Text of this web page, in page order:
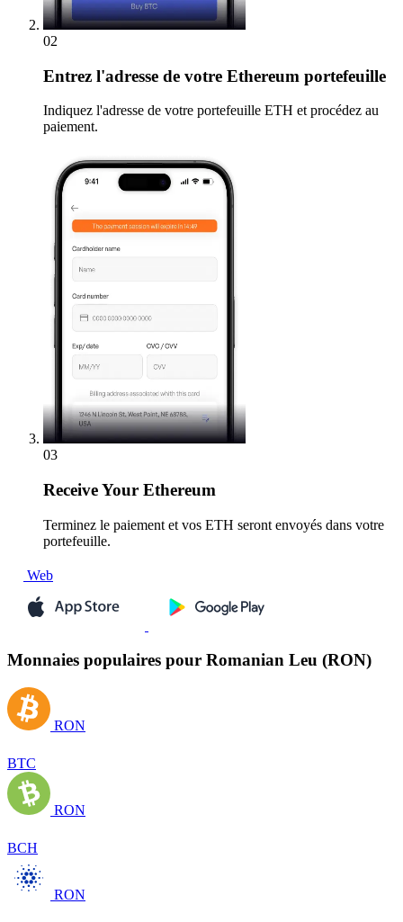
02
Entrez l'adresse de votre Ethereum portefeuille
Indiquez l'adresse de votre portefeuille ETH et procédez au
paiement.
03
ReceiveYour Ethereum
Terminez le paiement et vos ETH seront envoyés dans votre
portefeuille.
Web
Monnaies populaires pour Romanian Leu (RON)
RON
BTC
RON
BCH
RON